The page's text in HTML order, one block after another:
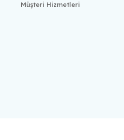
Müşteri Hizmetleri